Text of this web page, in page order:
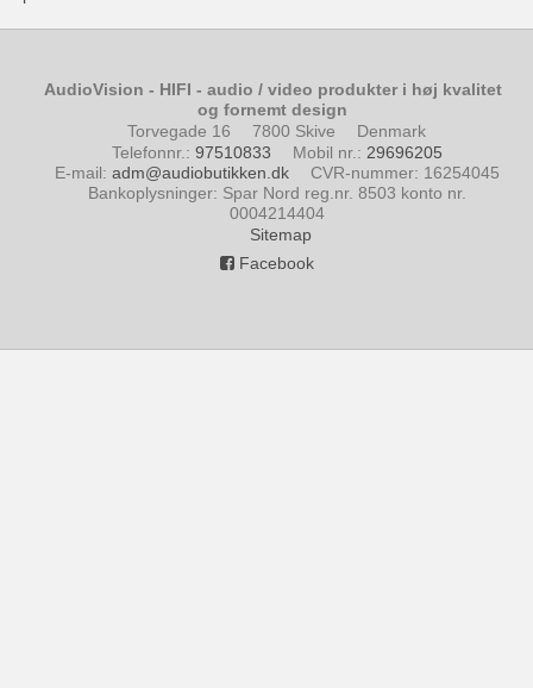
AudioVision - HIFI - audio / video produkter i høj kvalitet
og fornemt design
Torvegade 16
7800 Skive
Denmark
Telefonnr. : 97510833 Mobil nr. : 29696205
E-mail: adm@audiobutikken.dk CVR-nummer: 16254045
Bankoplysninger: Spar Nord reg.nr. 8503 konto nr.
0004214404
Sitemap
Facebook